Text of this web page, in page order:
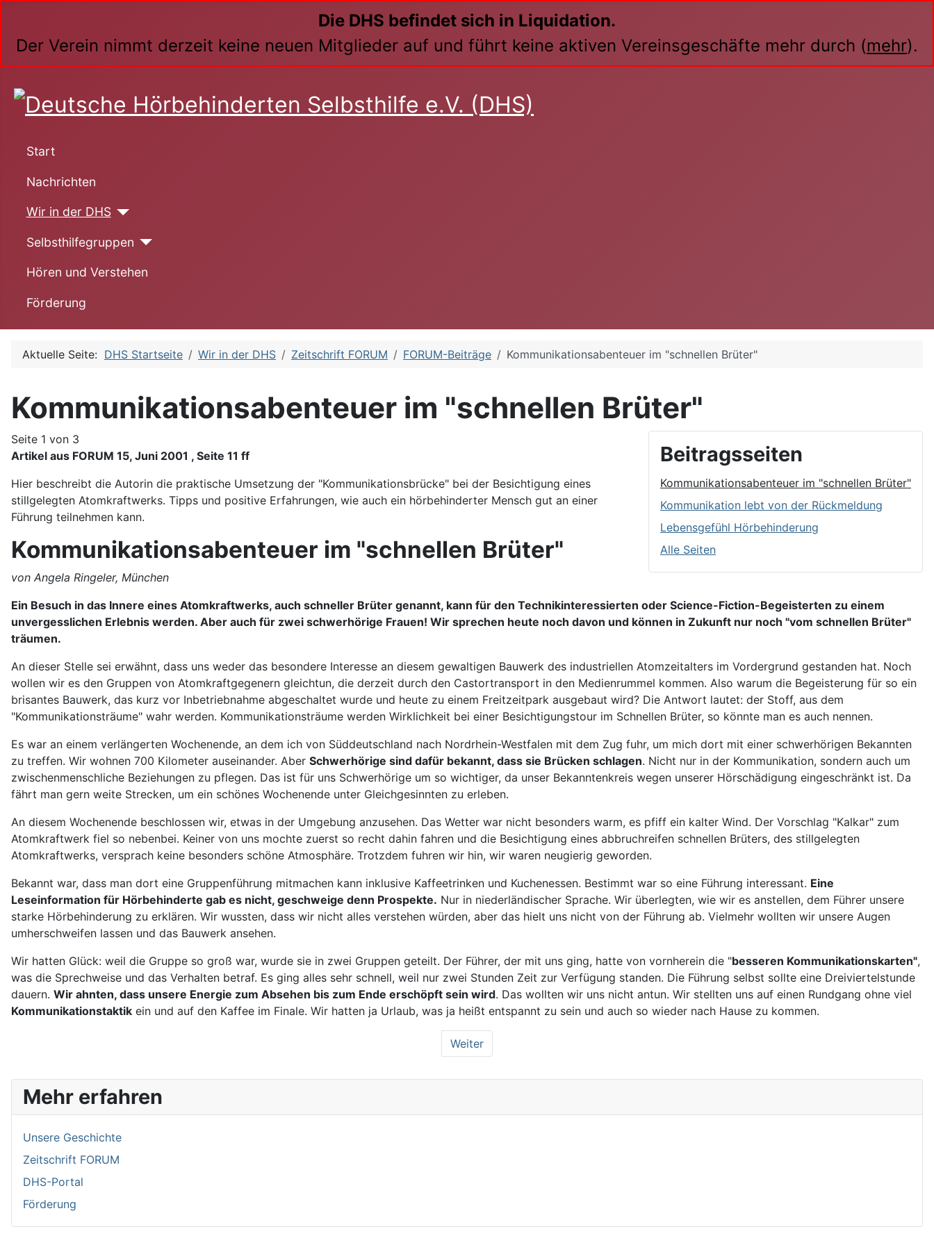
Die DHS befindet sich in Liquidation.
Der Verein nimmt derzeit keine neuen Mitglieder auf und führt keine aktiven Vereinsgeschäfte mehr durch (mehr).
Start
Nachrichten
Wir in der DHS
Selbsthilfegruppen
Hören und Verstehen
Förderung
Aktuelle Seite: DHS Startseite Wir in der DHS Zeitschrift FORUM FORUM-Beiträge Kommunikationsabenteuer im "schnellen Brüter"
Kommunikationsabenteuer im "schnellen Brüter"
Beitragsseiten
Kommunikationsabenteuer im "schnellen Brüter"
Kommunikation lebt von der Rückmeldung
Lebensgefühl Hörbehinderung
Alle Seiten
Seite 1 von 3
Artikel aus FORUM 15, Juni 2001 , Seite 11 ff
Hier beschreibt die Autorin die praktische Umsetzung der "Kommunikationsbrücke" bei der Besichtigung eines
stillgelegten Atomkraftwerks. Tipps und positive Erfahrungen, wie auch ein hörbehinderter Mensch gut an einer
Führung teilnehmen kann.
Kommunikationsabenteuer im "schnellen Brüter"
von Angela Ringeler, München
Ein Besuch in das Innere eines Atomkraftwerks, auch schneller Brüter genannt, kann für den Technikinteressierten oder Science-Fiction-Begeisterten zu einem
unvergesslichen Erlebnis werden. Aber auch für zwei schwerhörige Frauen! Wir sprechen heute noch davon und können in Zukunft nur noch "vom schnellen Brüter"
träumen.
An dieser Stelle sei erwähnt, dass uns weder das besondere Interesse an diesem gewaltigen Bauwerk des industriellen Atomzeitalters im Vordergrund gestanden hat. Noch
wollen wir es den Gruppen von Atomkraftgegenern gleichtun, die derzeit durch den Castortransport in den Medienrummel kommen. Also warum die Begeisterung für so ein
brisantes Bauwerk, das kurz vor Inbetriebnahme abgeschaltet wurde und heute zu einem Freitzeitpark ausgebaut wird? Die Antwort lautet: der Stoff, aus dem
"Kommunikationsträume" wahr werden. Kommunikationsträume werden Wirklichkeit bei einer Besichtigungstour im Schnellen Brüter, so könnte man es auch nennen.
Es war an einem verlängerten Wochenende, an dem ich von Süddeutschland nach Nordrhein-Westfalen mit dem Zug fuhr, um mich dort mit einer schwerhörigen Bekannten
zu treffen. Wir wohnen 700 Kilometer auseinander. Aber Schwerhörige sind dafür bekannt, dass sie Brücken schlagen. Nicht nur in der Kommunikation, sondern auch um
zwischenmenschliche Beziehungen zu pflegen. Das ist für uns Schwerhörige um so wichtiger, da unser Bekanntenkreis wegen unserer Hörschädigung eingeschränkt ist. Da
fährt man gern weite Strecken, um ein schönes Wochenende unter Gleichgesinnten zu erleben.
An diesem Wochenende beschlossen wir, etwas in der Umgebung anzusehen. Das Wetter war nicht besonders warm, es pfiff ein kalter Wind. Der Vorschlag "Kalkar" zum
Atomkraftwerk fiel so nebenbei. Keiner von uns mochte zuerst so recht dahin fahren und die Besichtigung eines abbruchreifen schnellen Brüters, des stillgelegten
Atomkraftwerks, versprach keine besonders schöne Atmosphäre. Trotzdem fuhren wir hin, wir waren neugierig geworden.
Bekannt war, dass man dort eine Gruppenführung mitmachen kann inklusive Kaffeetrinken und Kuchenessen. Bestimmt war so eine Führung interessant. Eine
Leseinformation für Hörbehinderte gab es nicht, geschweige denn Prospekte. Nur in niederländischer Sprache. Wir überlegten, wie wir es anstellen, dem Führer unsere
starke Hörbehinderung zu erklären. Wir wussten, dass wir nicht alles verstehen würden, aber das hielt uns nicht von der Führung ab. Vielmehr wollten wir unsere Augen
umherschweifen lassen und das Bauwerk ansehen.
Wir hatten Glück: weil die Gruppe so groß war, wurde sie in zwei Gruppen geteilt. Der Führer, der mit uns ging, hatte von vornherein die "besseren Kommunikationskarten",
was die Sprechweise und das Verhalten betraf. Es ging alles sehr schnell, weil nur zwei Stunden Zeit zur Verfügung standen. Die Führung selbst sollte eine Dreiviertelstunde
dauern. Wir ahnten, dass unsere Energie zum Absehen bis zum Ende erschöpft sein wird. Das wollten wir uns nicht antun. Wir stellten uns auf einen Rundgang ohne viel
Kommunikationstaktik ein und auf den Kaffee im Finale. Wir hatten ja Urlaub, was ja heißt entspannt zu sein und auch so wieder nach Hause zu kommen.
Weiter
Mehr erfahren
Unsere Geschichte
Zeitschrift FORUM
DHS-Portal
Förderung